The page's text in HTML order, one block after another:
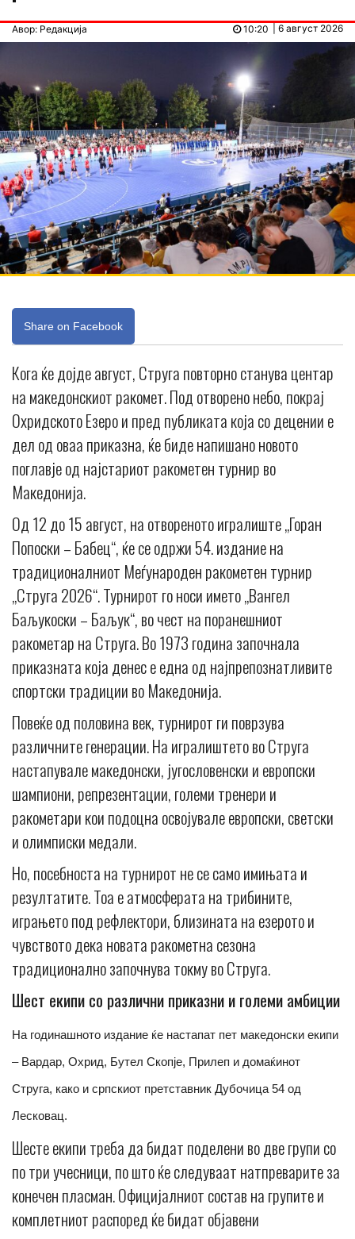
Авор: Редакција | 6 август 2026
10:20
Share on Facebook
Кога ќе дојде август, Струга повторно станува центар
на македонскиот ракомет. Под отворено небо, покрај
Охридското Езеро и пред публиката која со децении е
дел од оваа приказна, ќе биде напишано новото
поглавје од најстариот ракометен турнир во
Македонија.
Од 12 до 15 август, на отвореното игралиште „Горан
Попоски – Бабец“, ќе се одржи 54. издание на
традиционалниот Меѓународен ракометен турнир
„Струга 2026“. Турнирот го носи името „Вангел
Баљукоски – Баљук“, во чест на поранешниот
ракометар на Струга. Во 1973 година започнала
приказната која денес е една од најпрепознатливите
спортски традиции во Македонија.
Повеќе од половина век, турнирот ги поврзува
различните генерации. На игралиштето во Струга
настапувале македонски, југословенски и европски
шампиони, репрезентации, големи тренери и
ракометари кои подоцна освојувале европски, светски
и олимписки медали.
Но, посебноста на турнирот не се само имињата и
резултатите. Тоа е атмосферата на трибините,
играњето под рефлектори, близината на езерото и
чувството дека новата ракометна сезона
традиционално започнува токму во Струга.
Шест екипи со различни приказни и големи амбиции
На годинашното издание ќе настапат пет македонски екипи
– Вардар, Охрид, Бутел Скопје, Прилеп и домаќинот
Струга, како и српскиот претставник Дубочица 54 од
Лесковац.
Шесте екипи треба да бидат поделени во две групи со
по три учесници, по што ќе следуваат натпреварите за
конечен пласман. Официјалниот состав на групите и
комплетниот распоред ќе бидат објавени